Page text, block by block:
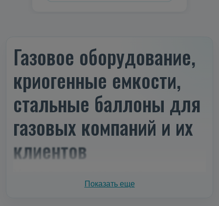
Газовое оборудование,
криогенные емкости,
стальные баллоны для
газовых компаний и их
клиентов
Показать еще